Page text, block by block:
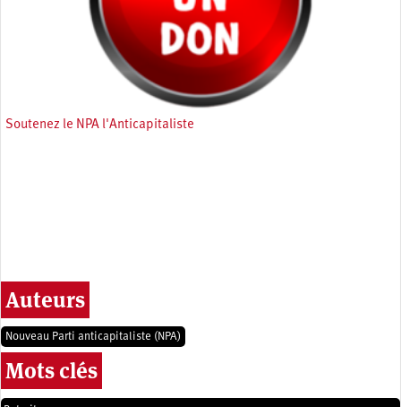
Soutenez le NPA l'Anticapitaliste
Auteurs
Nouveau Parti anticapitaliste (NPA)
Mots clés